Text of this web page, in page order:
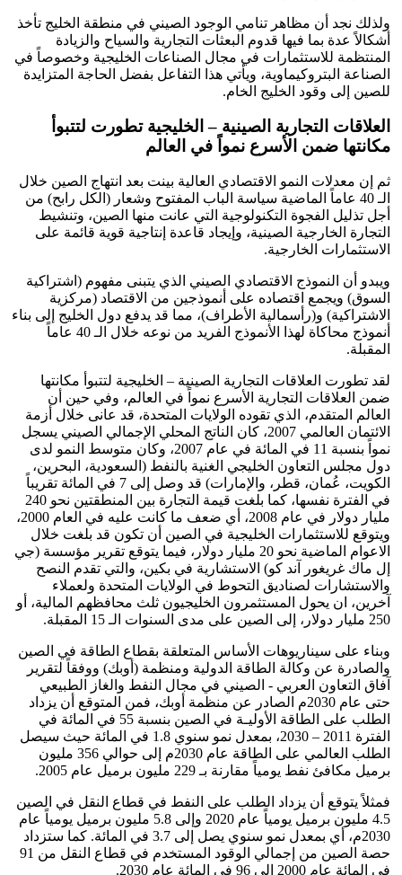
ولذلك نجد أن مظاهر تنامي الوجود الصيني في منطقة الخليج تأخذ
أشكالاً عدة بما فيها قدوم البعثات التجارية والسياح والزيادة
المنتظمة للاستثمارات في مجال الصناعات الخليجية وخصوصاً في
الصناعة البتروكيماوية، ويأتي هذا التفاعل بفضل الحاجة المتزايدة
للصين إلى وقود الخليج الخام.
العلاقات التجارية الصينية – الخليجية تطورت لتتبوأ
مكانتها ضمن الأسرع نمواً في العالم
ثم إن معدلات النمو الاقتصادي العالية بينت بعد انتهاج الصين خلال
الـ 40 عاماً الماضية سياسة الباب المفتوح وشعار (الكل رابح) من
أجل تذليل الفجوة التكنولوجية التي عانت منها الصين، وتنشيط
التجارة الخارجية الصينية، وإيجاد قاعدة إنتاجية قوية قائمة على
الاستثمارات الخارجية.
ويبدو أن النموذج الاقتصادي الصيني الذي يتبنى مفهوم (اشتراكية
السوق) ويجمع اقتصاده على أنموذجين من الاقتصاد (مركزية
الاشتراكية) و(رأسمالية الأطراف)، مما قد يدفع دول الخليج إلى بناء
أنموذج محاكاة لهذا الأنموذج الفريد من نوعه خلال الـ 40 عاماً
المقبلة.
لقد تطورت العلاقات التجارية الصينية – الخليجية لتتبوأ مكانتها
ضمن العلاقات التجارية الأسرع نمواً في العالم، وفي حين أن
العالم المتقدم، الذي تقوده الولايات المتحدة، قد عانى خلال أزمة
الائتمان العالمي 2007، كان الناتج المحلي الإجمالي الصيني يسجل
نمواً بنسبة 11 في المائة في عام 2007، وكان متوسط النمو لدى
دول مجلس التعاون الخليجي الغنية بالنفط (السعودية، البحرين،
الكويت، عُمان، قطر، والإمارات) قد وصل إلى 7 في المائة تقريباً
في الفترة نفسها، كما بلغت قيمة التجارة بين المنطقتين نحو 240
مليار دولار في عام 2008، أي ضعف ما كانت عليه في العام 2000،
ويتوقع للاستثمارات الخليجية في الصين أن تكون قد بلغت خلال
الاعوام الماضية نحو 20 مليار دولار، فيما يتوقع تقرير مؤسسة (جي
إل ماك غريغور آند كو) الاستشارية في بكين، والتي تقدم النصح
والاستشارات لصناديق التحوط في الولايات المتحدة ولعملاء
آخرين، ان يحول المستثمرون الخليجيون ثلث محافظهم المالية، أو
250 مليار دولار، إلى الصين على مدى السنوات الـ 15 المقبلة.
وبناء على سيناريوهات الأساس المتعلقة بقطاع الطاقة في الصين
والصادرة عن وكالة الطاقة الدولية ومنظمة (أوبك) ووفقاً لتقرير
آفاق التعاون العربي - الصيني في مجال النفط والغاز الطبيعي
حتى عام 2030م الصادر عن منظمة أوبك، فمن المتوقع أن يزداد
الطلب على الطاقة الأوليـة في الصين بنسبة 55 في المائة في
الفترة 2011 – 2030، بمعدل نمو سنوي 1.8 في المائة حيث سيصل
الطلب العالمي على الطاقة عام 2030م إلى حوالي 356 مليون
برميل مكافئ نفط يومياً مقارنة بـ 229 مليون برميل عام 2005.
فمثلاً يتوقع أن يزداد الطلب على النفط في قطاع النقل في الصين
4.5 مليون برميل يومياً عام 2020 وإلى 5.8 مليون برميل يومياً عام
2030م، أي بمعدل نمو سنوي يصل إلى 3.7 في المائة. كما ستزداد
حصة الصين من إجمالي الوقود المستخدم في قطاع النقل من 91
في المائة عام 2000 إلى 96 في المائة عام 2030.